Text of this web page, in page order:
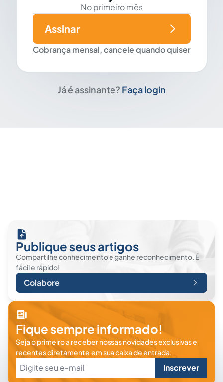
No primeiro mês
Cobrança mensal, cancele quando quiser
Assinar
Já é assinante? Faça login
Publique seus artigos
Compartilhe conhecimento e ganhe reconhecimento. É
fácil e rápido!
Colabore
Fique sempre informado!
Seja o primeiro a receber nossas novidades exclusivas e
recentes diretamente em sua caixa de entrada.
Inscrever